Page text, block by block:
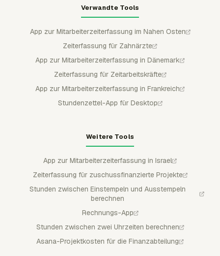
Verwandte Tools
App zur Mitarbeiterzeiterfassung im Nahen Osten
Zeiterfassung für Zahnärzte
App zur Mitarbeiterzeiterfassung in Dänemark
Zeiterfassung für Zeitarbeitskräfte
App zur Mitarbeiterzeiterfassung in Frankreich
Stundenzettel-App für Desktop
Weitere Tools
App zur Mitarbeiterzeiterfassung in Israel
Zeiterfassung für zuschussfinanzierte Projekte
Stunden zwischen Einstempeln und Ausstempeln
berechnen
Rechnungs-App
Stunden zwischen zwei Uhrzeiten berechnen
Asana-Projektkosten für die Finanzabteilung